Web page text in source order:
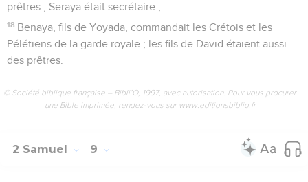
prêtres ; Seraya était secrétaire ;
18 Benaya, fils de Yoyada, commandait les Crétois et les
Pélétiens de la garde royale ; les fils de David étaient aussi
des prêtres.
© Société biblique française – Bibli’O, 1997, avec autorisation. Pour vous procurer
une Bible imprimée, rendez-vous sur www.editionsbiblio.fr
2 Samuel 9